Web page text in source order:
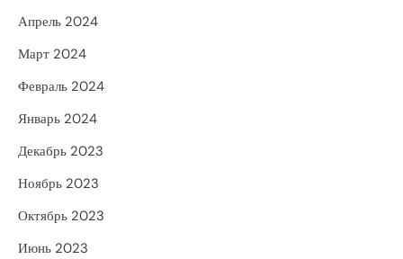
Апрель 2024
Март 2024
Февраль 2024
Январь 2024
Декабрь 2023
Ноябрь 2023
Октябрь 2023
Июнь 2023